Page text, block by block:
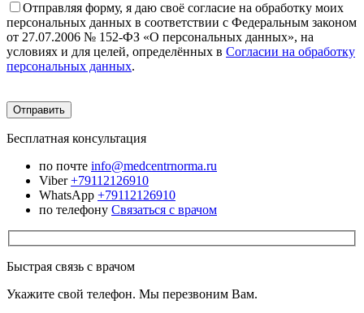
Отправляя форму, я даю своё согласие на обработку моих
персональных данных в соответствии с Федеральным законом
от 27.07.2006 № 152-ФЗ «О персональных данных», на
условиях и для целей, определённых в Согласии на обработку
персональных данных.
Бесплатная консультация
по почте info@medcentrnorma.ru
Viber +79112126910
WhatsApp +79112126910
по телефону Связаться с врачом
Быстрая связь с врачом
Укажите свой телефон. Мы перезвоним Вам.